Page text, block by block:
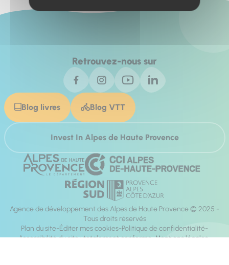
Retrouvez-nous sur
Blog livres Blog VTT
Invest In Alpes de Haute Provence
Agence de développement des Alpes de Haute Provence © 2025 -
Tous droits réservés
Plan du site Éditer mes cookies Politique de confidentialité
Accessibilité du site : totalement conforme Mentions légales